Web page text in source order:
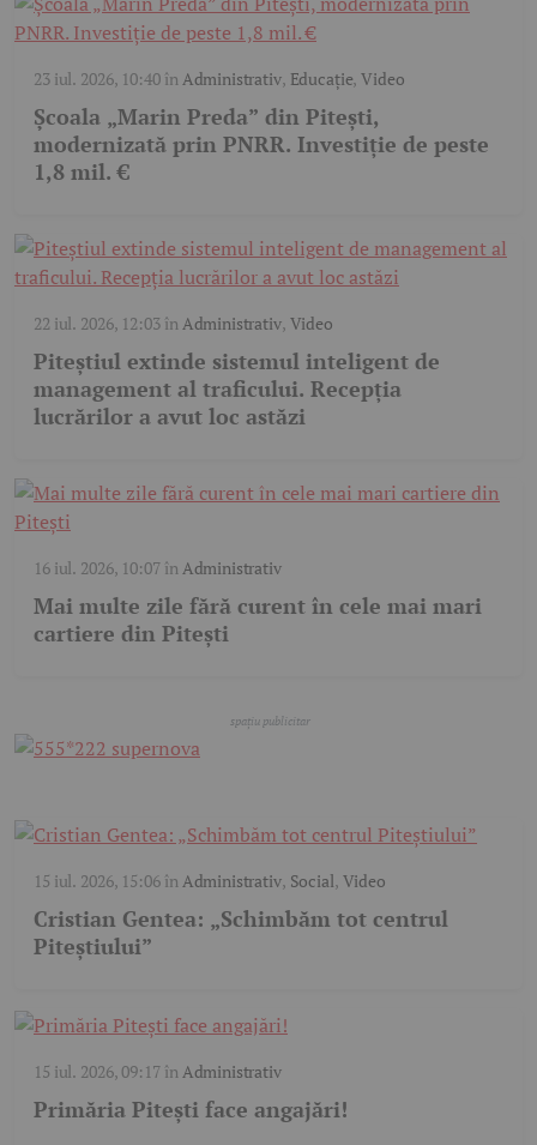
23 iul. 2026, 10:40în Administrativ, Educație,Video
Școala „Marin Preda” din Pitești,
modernizată prin PNRR. Investiție de peste
1,8 mil. €
22 iul. 2026, 12:03în Administrativ, Video
Piteștiul extinde sistemul inteligent de
management al traficului. Recepția
lucrărilor a avut loc astăzi
16 iul. 2026, 10:07în Administrativ
Mai multe zile fără curent în cele mai mari
cartiere din Pitești
15 iul. 2026, 15:06în Administrativ, Social, Video
Cristian Gentea: „Schimbăm tot centrul
Piteștiului”
15 iul. 2026, 09:17în Administrativ
Primăria Pitești face angajări!